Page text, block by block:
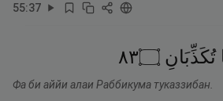
55:37
تُكَذِّبَانِ ۝٣٨
Фа би аййи алаи Раббикума туказзибан.